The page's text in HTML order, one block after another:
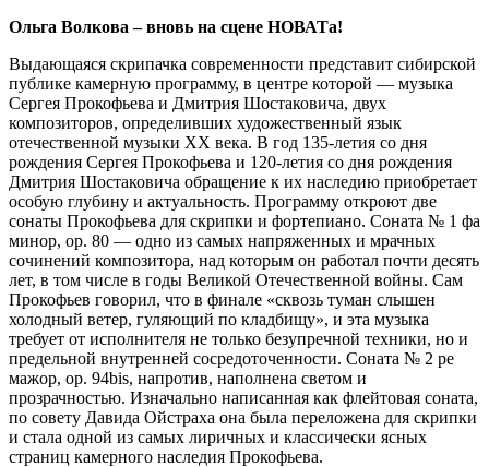
Ольга Волкова – вновь на сцене НОВАТа!
Выдающаяся скрипачка современности представит сибирской
публике камерную программу, в центре которой — музыка
Сергея Прокофьева и Дмитрия Шостаковича, двух
композиторов, определивших художественный язык
отечественной музыки XX века. В год 135-летия со дня
рождения Сергея Прокофьева и 120-летия со дня рождения
Дмитрия Шостаковича обращение к их наследию приобретает
особую глубину и актуальность. Программу откроют две
сонаты Прокофьева для скрипки и фортепиано. Соната № 1 фа
минор, op. 80 — одно из самых напряженных и мрачных
сочинений композитора, над которым он работал почти десять
лет, в том числе в годы Великой Отечественной войны. Сам
Прокофьев говорил, что в финале «сквозь туман слышен
холодный ветер, гуляющий по кладбищу», и эта музыка
требует от исполнителя не только безупречной техники, но и
предельной внутренней сосредоточенности. Соната № 2 ре
мажор, op. 94bis, напротив, наполнена светом и
прозрачностью. Изначально написанная как флейтовая соната,
по совету Давида Ойстраха она была переложена для скрипки
и стала одной из самых лиричных и классически ясных
страниц камерного наследия Прокофьева.